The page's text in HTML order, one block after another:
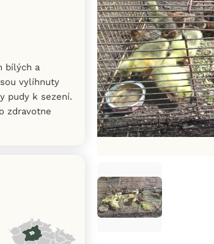
bílých a
vylíhnuty
pudy k sezení.
zdravotne